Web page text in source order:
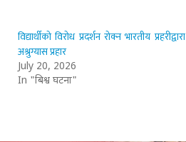
विद्यार्थीको विरोध प्रदर्शन रोक्न भारतीय प्रहरीद्वारा
अश्रुग्यास प्रहार
July 20, 2026
In "बिश्व घटना"